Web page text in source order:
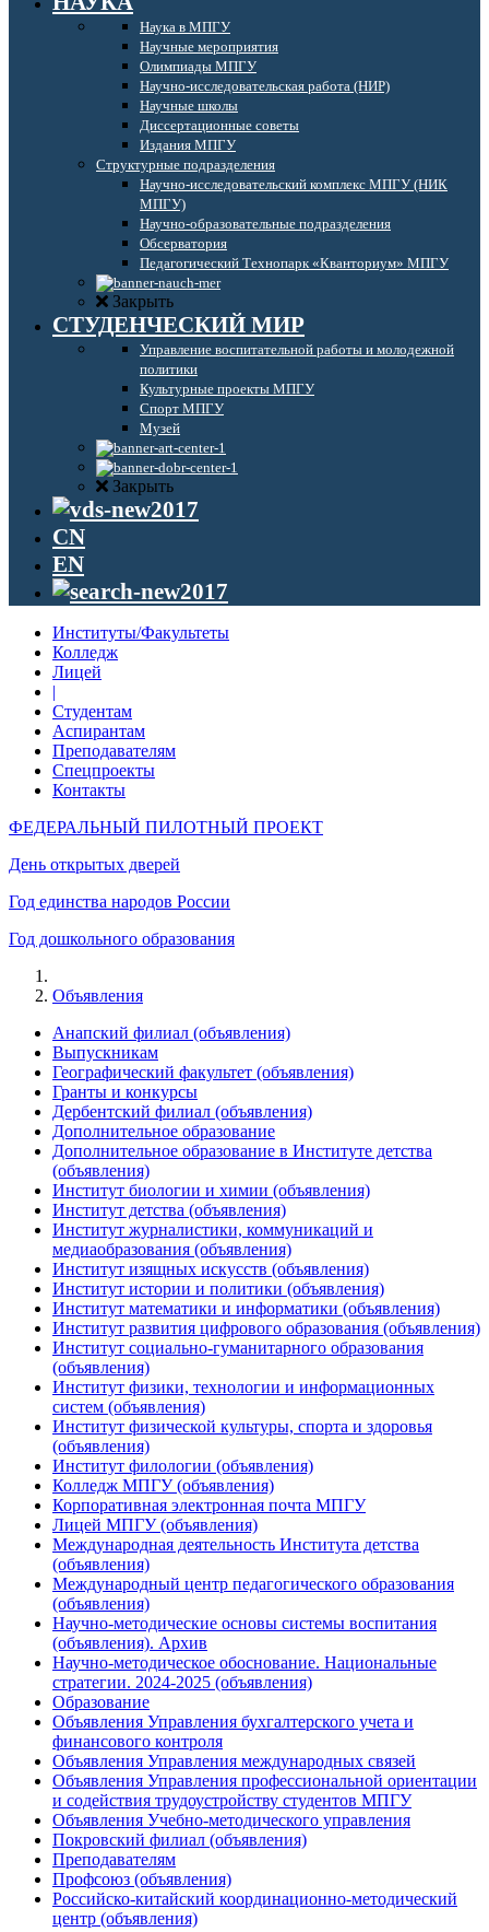
Наука в МПГУ
Научные мероприятия
Олимпиады МПГУ
Научно-исследовательская работа (НИР)
Научные школы
Диссертационные советы
Издания МПГУ
Структурные подразделения
Научно-исследовательский комплекс МПГУ (НИК
МПГУ)
Научно-образовательные подразделения
Обсерватория
Педагогический Технопарк «Кванториум» МПГУ
Закрыть
СТУДЕНЧЕСКИЙ МИР
Управление воспитательной работы и молодежной
политики
Культурные проекты МПГУ
Спорт МПГУ
Музей
Закрыть
CN
EN
Институты/Факультеты
Колледж
Лицей
|
Студентам
Аспирантам
Преподавателям
Спецпроекты
Контакты
ФЕДЕРАЛЬНЫЙ ПИЛОТНЫЙ ПРОЕКТ
День открытых дверей
Год единства народов России
Год дошкольного образования
Объявления
Анапский филиал (объявления)
Выпускникам
Географический факультет (объявления)
Гранты и конкурсы
Дербентский филиал (объявления)
Дополнительное образование
Дополнительное образование в Институте детства
(объявления)
Институт биологии и химии (объявления)
Институт детства (объявления)
Институт журналистики, коммуникаций и
медиаобразования (объявления)
Институт изящных искусств (объявления)
Институт истории и политики (объявления)
Институт математики и информатики (объявления)
Институт развития цифрового образования (объявления)
Институт социально-гуманитарного образования
(объявления)
Институт физики, технологии и информационных
систем (объявления)
Институт физической культуры, спорта и здоровья
(объявления)
Институт филологии (объявления)
Колледж МПГУ (объявления)
Корпоративная электронная почта МПГУ
Лицей МПГУ (объявления)
Международная деятельность Института детства
(объявления)
Международный центр педагогического образования
(объявления)
Научно-методические основы системы воспитания
(объявления). Архив
Научно-методическое обоснование. Национальные
стратегии. 2024-2025 (объявления)
Образование
Объявления Управления бухгалтерского учета и
финансового контроля
Объявления Управления международных связей
Объявления Управления профессиональной ориентации
и содействия трудоустройству студентов МПГУ
Объявления Учебно-методического управления
Покровский филиал (объявления)
Преподавателям
Профсоюз (объявления)
Российско-китайский координационно-методический
центр (объявления)